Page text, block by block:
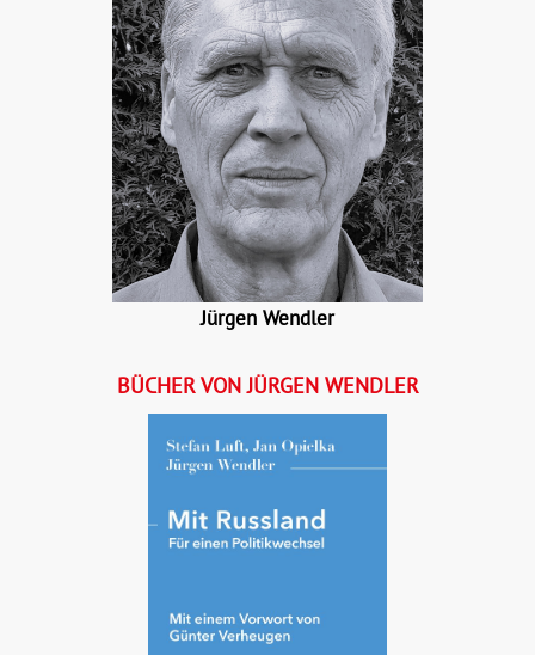
Details
Buch: 24,00 €
eBook: 18,99 €
Jürgen Wendler
BÜCHER VON JÜRGEN WENDLER